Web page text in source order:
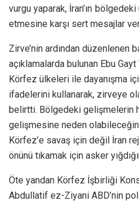
vurgu yaparak, İran’ın
etmesine karşı sert mesajlar
Zirve’nin ardından düzenlenen
açıklamalarda bulunan Ebu
Körfez ülkeleri ile dayanışma
ifadelerini kullanarak, zirveye
belirtti. Bölgedeki gelişmelerin
gelişmesine neden
Körfez’e savaş için değil İran
önünü tıkamak için asker
Öte yandan Körfez İşbirliği
Abdullatif ez-Ziyani ABD’nin